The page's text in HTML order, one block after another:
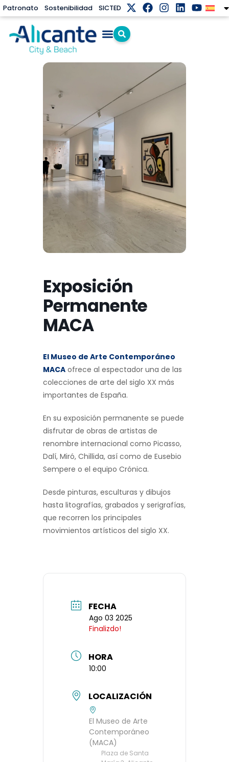
Patronato Sostenibilidad SICTED
Exposición
Permanente
MACA
El Museo de Arte Contemporáneo
MACA ofrece al espectador una de las
colecciones de arte del siglo XX más
importantes de España.
En su exposición permanente se puede
disfrutar de obras de artistas de
renombre internacional como Picasso,
Dalí, Miró, Chillida, así como de Eusebio
Sempere o el equipo Crónica.
Desde pinturas, esculturas y dibujos
hasta litografías, grabados y serigrafías,
que recorren los principales
movimientos artísticos del siglo XX.
FECHA
Ago 03 2025
Finalizdo!
HORA
10:00
LOCALIZACIÓN
El Museo de Arte
Contemporáneo
(MACA)
Plaza de Santa